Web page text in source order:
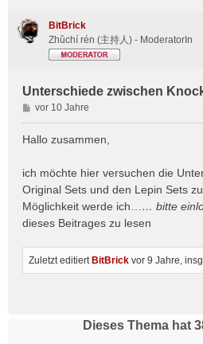
BitBrick
Zhǔchí rén (主持人) - ModeratorIn
Unterschiede zwischen
B
e
i
a
g
vor 10 Jahre
Hallo zusammen,
ich möchte hier versuchen die
Original Sets und den Lepin Sets
Möglichkeit werde ich… … bitte
dieses Beitrages zu lesen
Zuletzt editiert BitBrick vor 9 Jahre,
Dieses Thema hat